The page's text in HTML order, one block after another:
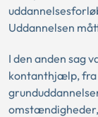
Uddannelsen
I den anden sag
kontanthjælp, fra